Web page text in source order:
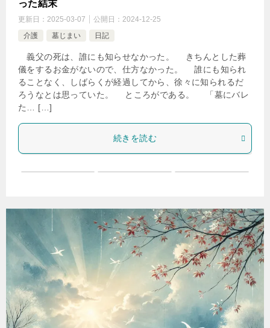
った結末
更新日： 2025-03-07 公開日： 2024-12-25
介護
墓じまい 日記
義父の死は、誰にも知らせなかった。 きちんとした葬
儀をするお金がないので、仕方なかった。 誰にも知られ
ることなく、しばらくが経過してから、徐々に知られるだ
ろうなとは思っていた。 ところがである。 「墓にバレ
た… […]
続きを読む